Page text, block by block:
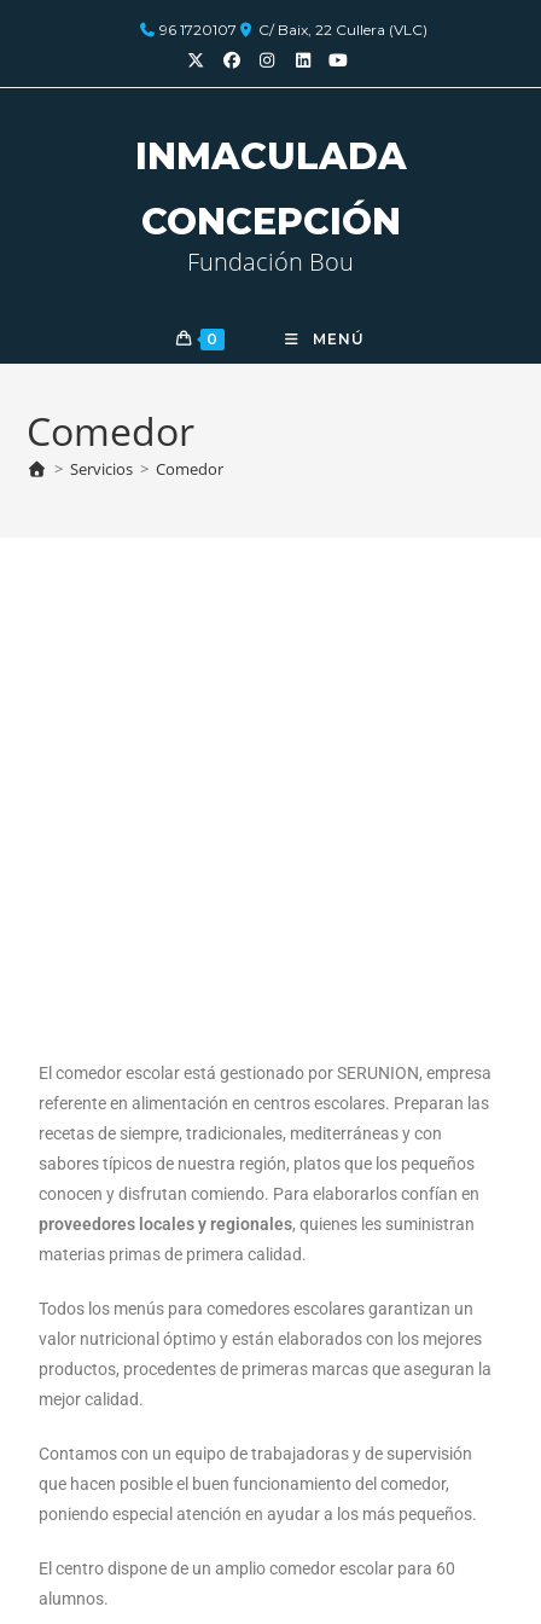
96 1720107 C/ Baix, 22 Cullera (VLC)
INMACULADA
CONCEPCIÓN
Fundación Bou
0 MENÚ
Comedor
> Servicios > Comedor
El comedor escolar está gestionado por SERUNION, empresa
referente en alimentación en centros escolares. Preparan las
recetas de siempre, tradicionales, mediterráneas y con
sabores típicos de nuestra región, platos que los pequeños
conocen y disfrutan comiendo. Para elaborarlos confían en
proveedores locales y regionales, quienes les suministran
materias primas de primera calidad.
Todos los menús para comedores escolares garantizan un
valor nutricional óptimo y están elaborados con los mejores
productos, procedentes de primeras marcas que aseguran la
mejor calidad.
Contamos con un equipo de trabajadoras y de supervisión
que hacen posible el buen funcionamiento del comedor,
poniendo especial atención en ayudar a los más pequeños.
El centro dispone de un amplio comedor escolar para 60
alumnos.